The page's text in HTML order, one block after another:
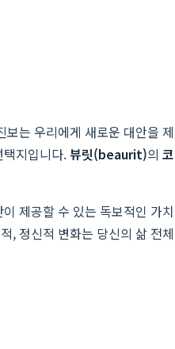
는 우리에게 새로운 대안을
지입니다.뷰릿(beaurit)의
이 제공할 수 있는 독보적인 가
, 정신적 변화는 당신의 삶 전